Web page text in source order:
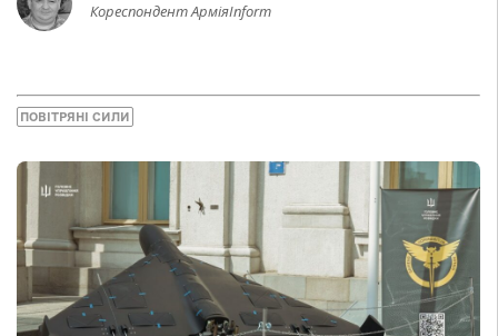
Кореспондент АрміяInform
ПОВІТРЯНІ СИЛИ